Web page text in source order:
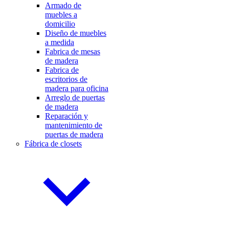
Armado de
muebles a
domicilio
Diseño de muebles
a medida
Fabrica de mesas
de madera
Fabrica de
escritorios de
madera para oficina
Arreglo de puertas
de madera
Reparación y
mantenimiento de
puertas de madera
Fábrica de closets